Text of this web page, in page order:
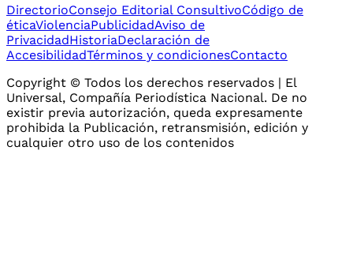
DirectorioConsejo Editorial ConsultivoCódigo de
éticaViolenciaPublicidadAviso de
PrivacidadHistoriaDeclaración de
AccesibilidadTérminos y condicionesContacto
Copyright © Todos los derechos reservados | El
Universal, Compañía Periodística Nacional. De no
existir previa autorización, queda expresamente
prohibida la Publicación, retransmisión, edición y
cualquier otro uso de los contenidos